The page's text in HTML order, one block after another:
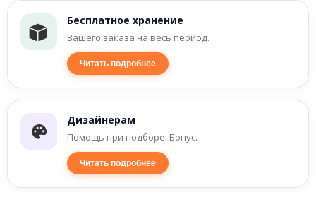
Бесплатное хранение
Вашего заказа на весь период.
Читать подробнее
Дизайнерам
Помощь при подборе. Бонус.
Читать подробнее